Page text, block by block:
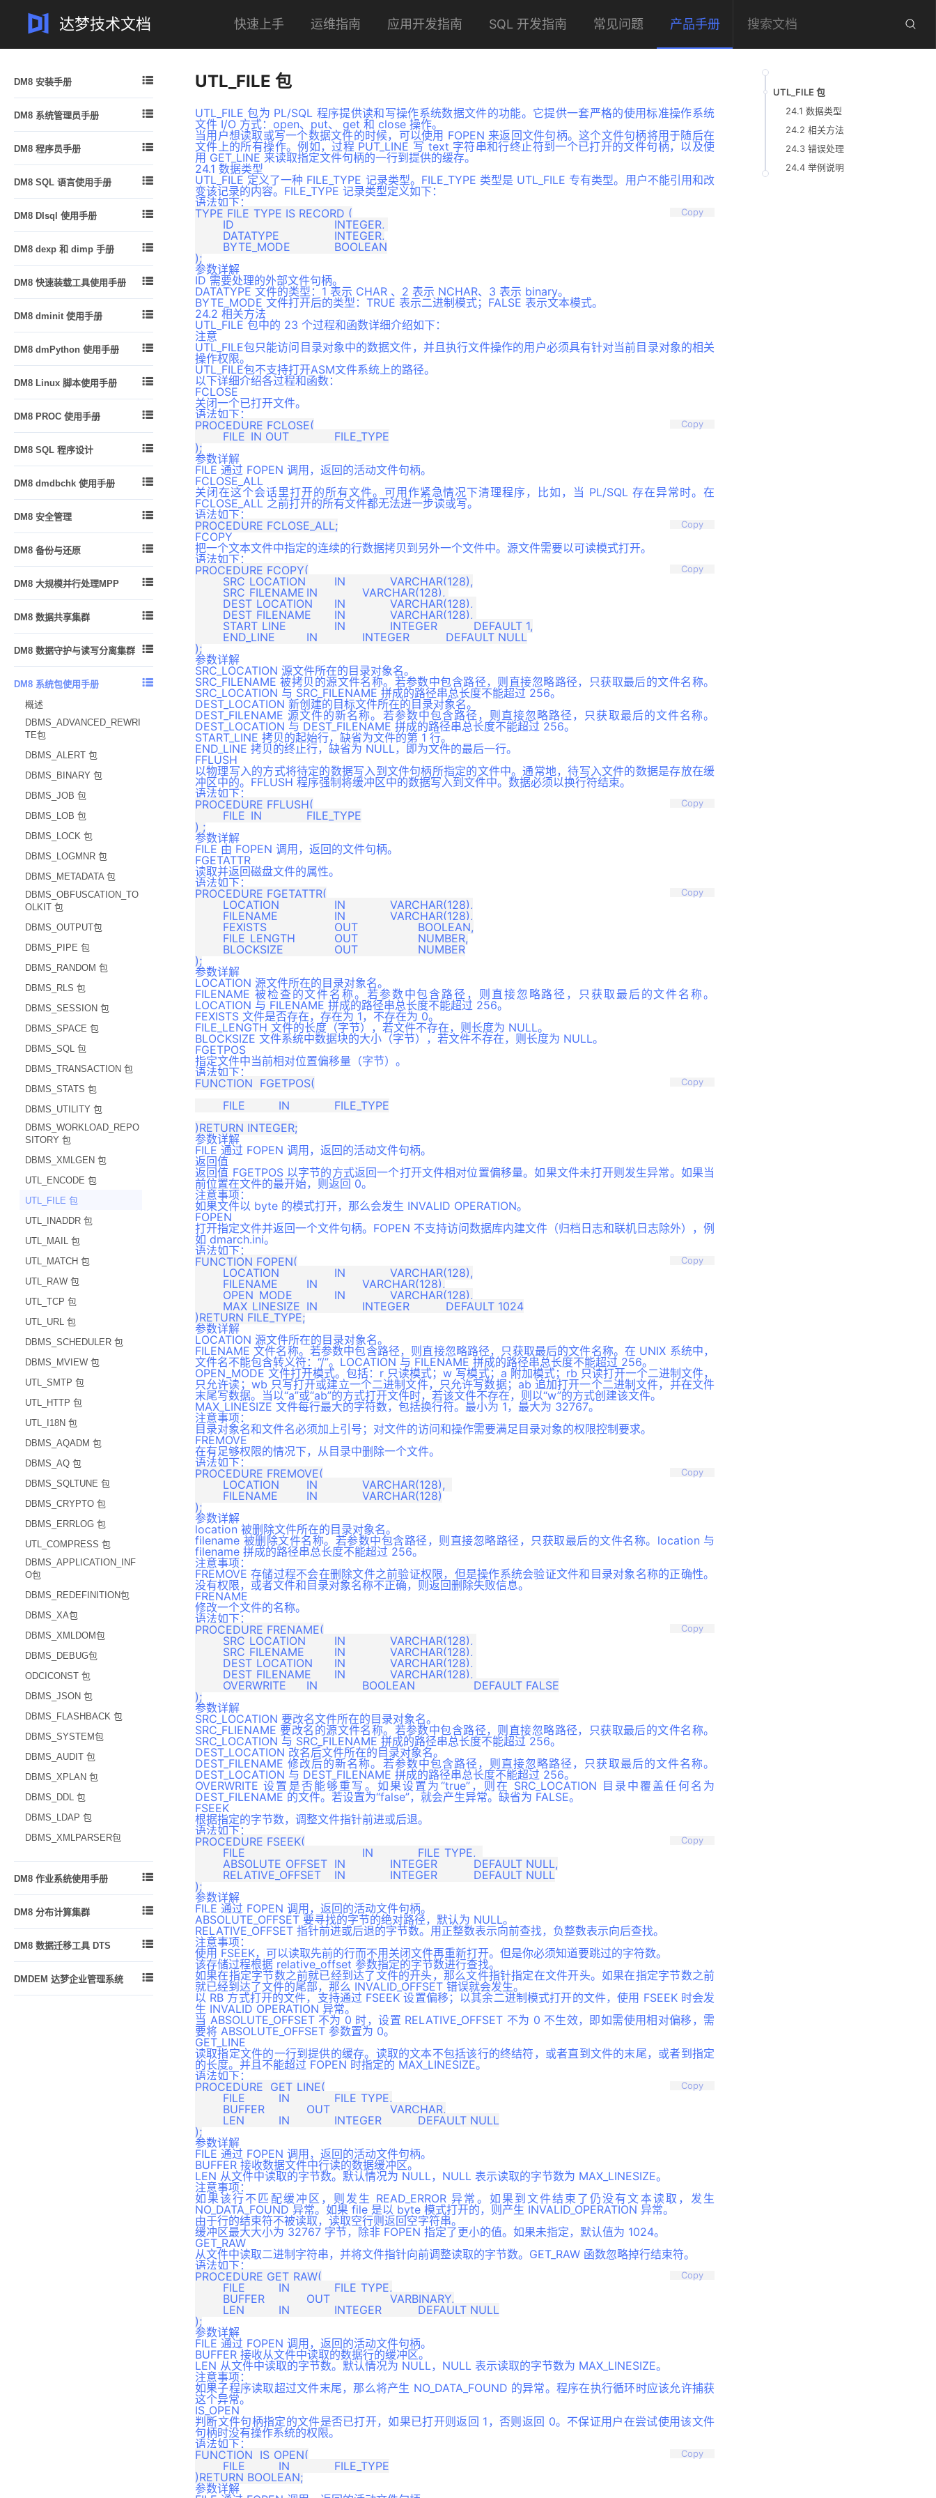
达梦技术文档 快速上手 运维指南 应用开发指南 SQL 开发指南 常见问题 产品手册
案例 问答 一体机
DM8 安装手册 
安装及卸载
许可证 (License) 的安装
数据库配置工具使用说明
注意事项
DM8 系统管理员手册 
DM 物理存储结构
DM 内存结构
管理 DM 线程
DM 系统管理员
启动和关闭数据库
管理模式对象的空间
管理表
管理索引
管理视图、序列和同义词
模式对象的常规管理
数据库布局和存储管理
管理分区表和分区索引
全文检索
管理事务
问题跟踪和解决
SQL 调优
故障恢复
版本升级
附录 3
附录 4
DM8 程序员手册 
DPI 编程指南
DM ODBC 编程指南
DM JDBC 编程指南
.NET Data Provider 编程指南
DM FLDR 编程指南
DM DEXP/DIMP JNI编程指南
Logmnr 接口使用说明
DM Node.js 编程指南
DM R2DBC编程指南
附录
DM8 SQL 语言使用手册 
手册中的示例说明
数据定义语句
数据查询语句
数据的插入、删除和修改
函数
一致性和并发性
外部函数
自定义类型
触发器
同义词
JSON
高级日志
自定义运算符
XML数据解析
附录
DM8 DIsql 使用手册 
DIsql 入门
DIsql 环境变量设置
DIsql 常用命令
如何在 DIsql 中使用脚本
DM8 dexp 和 dimp 手册 
dexp 逻辑导出
dimp 逻辑导入
dexp 和 dimp 应用实例
升级和降级
DM8 快速装载工具使用手册 
dmfldr 入门
dmfldr 实战
dmldrp和dmldrc入门
dmldrp和dmldrc实战
DM8 dminit 使用手册 
使用 dminit
查看 dminit 参数
dminit 参数详解
dminit 高级主题
DM8 dmPython 使用手册 
dmPython 安装
dmPython 接口详解
dmDjango 驱动
dmSQLAlchemy 方言包
dmPython_pool 包
DM8 Linux 脚本使用手册 
DM8 PROC 使用手册

预编译概念
嵌入式程序的组成
Oracle 兼容
DB2 兼容
PRO*C 程序实例
附录
DM8 SQL 程序设计 
DMSQL 程序数据类型与操作符
DMSQL 程序的定义、调用与删
DMSQL 程序中的各种控制结构
DMSQL 程序中的 SQL 语句
DMSQL 程序异常处理
程序
DM8 dmdbchk 使用手册 
DM8 安全管理

用户标识与鉴别
自主访问控制
强制访问控制
审计
存储加密
加密引擎
资源限制
客体重用
登录用户名密码增强加密
登录用户名密码外部存储
附录
DM8 备份与还原 
备份还原原理
备份还原实战
DM8 大规模并行处理MPP 
概述
基本概念与原理
DM MPP 环境搭建与使用
DM MPP 主备系统
DM MPP 系统管理
动态视图
DM8 数据共享集群 
DMDSC 使用的环境
DMDSC 关键技术
DMCSS 介绍
DMDSC 的启动与退出
DMDSC 故障处理
DMDSC 节点重加入
DMDSC 配置文件
DMASM 介绍
DMASM 镜像介绍
DMDSC 搭建
巧用服务名
动态增加节点
监控 DMDSC
DMDSC 注意事项
DM8 数据守护与读写分离集群 
守护进程
监视器
配置文件说明
数据守护使用说明
数据守护搭建
利用 DEM 工具搭建数据守护
版本升级
附录
DM8 系统包使用手册 
概述
DBMS_ADVANCED_REWRI
TE包
DBMS_ALERT 包
DBMS_BINARY 包
DBMS_JOB 包
DBMS_LOB 包
DBMS_LOCK 包
DBMS_LOGMNR 包
DBMS_METADATA 包
DBMS_OBFUSCATION_TO
OLKIT 包
DBMS_OUTPUT包
DBMS_PIPE 包
DBMS_RANDOM 包
DBMS_RLS 包
DBMS_SESSION 包
DBMS_SPACE 包
DBMS_SQL 包
DBMS_TRANSACTION 包
DBMS_STATS 包
DBMS_UTILITY 包
DBMS_WORKLOAD_REPO
SITORY 包
DBMS_XMLGEN 包
UTL_ENCODE 包
UTL_FILE 包
UTL_INADDR 包
UTL_MAIL 包
UTL_MATCH 包
UTL_RAW 包
UTL_TCP 包
UTL_URL 包
DBMS_SCHEDULER 包
DBMS_MVIEW 包
UTL_SMTP 包
UTL_HTTP 包
UTL_I18N 包
DBMS_AQADM 包
DBMS_AQ 包
DBMS_SQLTUNE 包
DBMS_CRYPTO 包
DBMS_ERRLOG 包
UTL_COMPRESS 包
DBMS_APPLICATION_INF
O包
DBMS_REDEFINITION包
DBMS_XA包
DBMS_XMLDOM包
DBMS_DEBUG包
ODCICONST 包
DBMS_JSON 包
DBMS_FLASHBACK 包
DBMS_SYSTEM包
DBMS_AUDIT 包
DBMS_XPLAN 包
DBMS_DDL 包
DBMS_LDAP 包
DBMS_XMLPARSER包
DM8 作业系统使用手册 
创建作业环境
操作员
作业
警报
DM8 分布计算集群 
基本概念和技术指标
DMDPC使用须知
DMDPC的关键技术
DM8 数据迁移工具 DTS 
DTS 入门
DMDEM 达梦企业管理系统 
UTL_FILE 包
UTL_FILE 包为 PL/SQL 程序提供读和写操作系统数据文件的功能。它提供一套严格的使用标准操作系统
文件 I/O 方式：open、put、 get 和 close 操作。
当用户想读取或写一个数据文件的时候，可以使用 FOPEN 来返回文件句柄。这个文件句柄将用于随后在
文件上的所有操作。例如，过程 PUT_LINE 写 text 字符串和行终止符到一个已打开的文件句柄，以及使
用 GET_LINE 来读取指定文件句柄的一行到提供的缓存。
24.1 数据类型
UTL_FILE 定义了一种 FILE_TYPE 记录类型。FILE_TYPE 类型是 UTL_FILE 专有类型。用户不能引用和改
变该记录的内容。FILE_TYPE 记录类型定义如下：
语法如下：
Copy
TYPE FILE_TYPE IS RECORD (
参数详解
ID 需要处理的外部文件句柄。
DATATYPE 文件的类型：1 表示 CHAR 、2 表示 NCHAR、3 表示 binary。
BYTE_MODE 文件打开后的类型：TRUE 表示二进制模式；FALSE 表示文本模式。
24.2 相关方法
UTL_FILE 包中的 23 个过程和函数详细介绍如下：
注意
UTL_FILE包只能访问目录对象中的数据文件，并且执行文件操作的用户必须具有针对当前目录对象的相关
操作权限。
UTL_FILE包不支持打开ASM文件系统上的路径。
以下详细介绍各过程和函数：
FCLOSE
关闭一个已打开文件。
语法如下：
Copy
PROCEDURE FCLOSE(
参数详解
FILE 通过 FOPEN 调用，返回的活动文件句柄。
FCLOSE_ALL
关闭在这个会话里打开的所有文件。可用作紧急情况下清理程序，比如，当 PL/SQL 存在异常时。在
FCLOSE_ALL 之前打开的所有文件都无法进一步读或写。
语法如下：
Copy
FCOPY
把一个文本文件中指定的连续的行数据拷贝到另外一个文件中。源文件需要以可读模式打开。
语法如下：
Copy
PROCEDURE FCOPY(
参数详解
SRC_LOCATION 源文件所在的目录对象名。
SRC_FILENAME 被拷贝的源文件名称。若参数中包含路径，则直接忽略路径，只获取最后的文件名称。
SRC_LOCATION 与 SRC_FILENAME 拼成的路径串总长度不能超过 256。
DEST_LOCATION 新创建的目标文件所在的目录对象名。
DEST_FILENAME 源文件的新名称。若参数中包含路径，则直接忽略路径，只获取最后的文件名称。
DEST_LOCATION 与 DEST_FILENAME 拼成的路径串总长度不能超过 256。
START_LINE 拷贝的起始行，缺省为文件的第 1 行。
END_LINE 拷贝的终止行，缺省为 NULL，即为文件的最后一行。
FFLUSH
以物理写入的方式将待定的数据写入到文件句柄所指定的文件中。通常地，待写入文件的数据是存放在缓
冲区中的。FFLUSH 程序强制将缓冲区中的数据写入到文件中。数据必须以换行符结束。
语法如下：
Copy
PROCEDURE FFLUSH(
参数详解
FILE 由 FOPEN 调用，返回的文件句柄。
FGETATTR
读取并返回磁盘文件的属性。
语法如下：
Copy
PROCEDURE FGETATTR(
参数详解
LOCATION 源文件所在的目录对象名。
FILENAME 被检查的文件名称。若参数中包含路径，则直接忽略路径，只获取最后的文件名称。
LOCATION 与 FILENAME 拼成的路径串总长度不能超过 256。
FEXISTS 文件是否存在，存在为 1，不存在为 0。
FILE_LENGTH 文件的长度（字节），若文件不存在，则长度为 NULL。
BLOCKSIZE 文件系统中数据块的大小（字节），若文件不存在，则长度为 NULL。
FGETPOS
指定文件中当前相对位置偏移量（字节）。
语法如下：
Copy
FUNCTION  FGETPOS(
参数详解
FILE 通过 FOPEN 调用，返回的活动文件句柄。
返回值
返回值 FGETPOS 以字节的方式返回一个打开文件相对位置偏移量。如果文件未打开则发生异常。如果当
前位置在文件的最开始，则返回 0。
注意事项：
如果文件以 byte 的模式打开，那么会发生 INVALID OPERATION。
FOPEN
打开指定文件并返回一个文件句柄。FOPEN 不支持访问数据库内建文件（归档日志和联机日志除外），例
如 dmarch.ini。
语法如下：
Copy
FUNCTION FOPEN(
参数详解
LOCATION 源文件所在的目录对象名。
FILENAME 文件名称。若参数中包含路径，则直接忽略路径，只获取最后的文件名称。在 UNIX 系统中，
文件名不能包含转义符：“/”。LOCATION 与 FILENAME 拼成的路径串总长度不能超过 256。
OPEN_MODE 文件打开模式。包括：r 只读模式；w 写模式；a 附加模式；rb 只读打开一个二进制文件，
只允许读；wb 只写打开或建立一个二进制文件，只允许写数据；ab 追加打开一个二进制文件，并在文件
末尾写数据。当以“a”或“ab”的方式打开文件时，若该文件不存在，则以“w”的方式创建该文件。
MAX_LINESIZE 文件每行最大的字符数，包括换行符。最小为 1，最大为 32767。
注意事项：
目录对象名和文件名必须加上引号；对文件的访问和操作需要满足目录对象的权限控制要求。
FREMOVE
在有足够权限的情况下，从目录中删除一个文件。
语法如下：
Copy
PROCEDURE FREMOVE(
参数详解
location 被删除文件所在的目录对象名。
filename 被删除文件名称。若参数中包含路径，则直接忽略路径，只获取最后的文件名称。location 与
filename 拼成的路径串总长度不能超过 256。
注意事项：
FREMOVE 存储过程不会在删除文件之前验证权限，但是操作系统会验证文件和目录对象名称的正确性。
没有权限，或者文件和目录对象名称不正确，则返回删除失败信息。
FRENAME
修改一个文件的名称。
语法如下：
Copy
PROCEDURE FRENAME(
参数详解
SRC_LOCATION 要改名文件所在的目录对象名。
SRC_FLIENAME 要改名的源文件名称。若参数中包含路径，则直接忽略路径，只获取最后的文件名称。
SRC_LOCATION 与 SRC_FILENAME 拼成的路径串总长度不能超过 256。
DEST_LOCATION 改名后文件所在的目录对象名。
DEST_FILENAME 修改后的新名称。若参数中包含路径，则直接忽略路径，只获取最后的文件名称。
DEST_LOCATION 与 DEST_FILENAME 拼成的路径串总长度不能超过 256。
OVERWRITE 设置是否能够重写。如果设置为“true”，则在 SRC_LOCATION 目录中覆盖任何名为
DEST_FILENAME 的文件。若设置为“false”，就会产生异常。缺省为 FALSE。
FSEEK
根据指定的字节数，调整文件指针前进或后退。
语法如下：
Copy
PROCEDURE FSEEK(
参数详解
FILE 通过 FOPEN 调用，返回的活动文件句柄。
ABSOLUTE_OFFSET 要寻找的字节的绝对路径，默认为 NULL。
RELATIVE_OFFSET 指针前进或后退的字节数。用正整数表示向前查找，负整数表示向后查找。
注意事项：
使用 FSEEK，可以读取先前的行而不用关闭文件再重新打开。但是你必须知道要跳过的字符数。
该存储过程根据 relative_offset 参数指定的字节数进行查找。
如果在指定字节数之前就已经到达了文件的开头，那么文件指针指定在文件开头。如果在指定字节数之前
就已经到达了文件的尾部，那么 INVALID_OFFSET 错误就会发生。
以 RB 方式打开的文件，支持通过 FSEEK 设置偏移；以其余二进制模式打开的文件，使用 FSEEK 时会发
生 INVALID OPERATION 异常。
当 ABSOLUTE_OFFSET 不为 0 时，设置 RELATIVE_OFFSET 不为 0 不生效，即如需使用相对偏移，需
要将 ABSOLUTE_OFFSET 参数置为 0。
GET_LINE
读取指定文件的一行到提供的缓存。读取的文本不包括该行的终结符，或者直到文件的末尾，或者到指定
的长度。并且不能超过 FOPEN 时指定的 MAX_LINESIZE。
语法如下：
Copy
PROCEDURE  GET_LINE(
参数详解
FILE 通过 FOPEN 调用，返回的活动文件句柄。
BUFFER 接收数据文件中行读的数据缓冲区。
LEN 从文件中读取的字节数。默认情况为 NULL，NULL 表示读取的字节数为 MAX_LINESIZE。
注意事项：
如果该行不匹配缓冲区，则发生 READ_ERROR 异常。如果到文件结束了仍没有文本读取，发生
NO_DATA_FOUND 异常。如果 file 是以 byte 模式打开的，则产生 INVALID_OPERATION 异常。
由于行的结束符不被读取，读取空行则返回空字符串。
缓冲区最大大小为 32767 字节，除非 FOPEN 指定了更小的值。如果未指定，默认值为 1024。
GET_RAW
从文件中读取二进制字符串，并将文件指针向前调整读取的字节数。GET_RAW 函数忽略掉行结束符。
语法如下：
Copy
PROCEDURE GET_RAW(
参数详解
FILE 通过 FOPEN 调用，返回的活动文件句柄。
BUFFER 接收从文件中读取的数据行的缓冲区。
LEN 从文件中读取的字节数。默认情况为 NULL，NULL 表示读取的字节数为 MAX_LINESIZE。
注意事项：
如果子程序读取超过文件末尾，那么将产生 NO_DATA_FOUND 的异常。程序在执行循环时应该允许捕获
这个异常。
IS_OPEN
判断文件句柄指定的文件是否已打开，如果已打开则返回 1，否则返回 0。不保证用户在尝试使用该文件
句柄时没有操作系统的权限。
语法如下：
Copy
FUNCTION  IS_OPEN(
参数详解
UTL_FILE 包
24.1 数据类型
24.2 相关方法
24.3 错误处理
24.4 举例说明